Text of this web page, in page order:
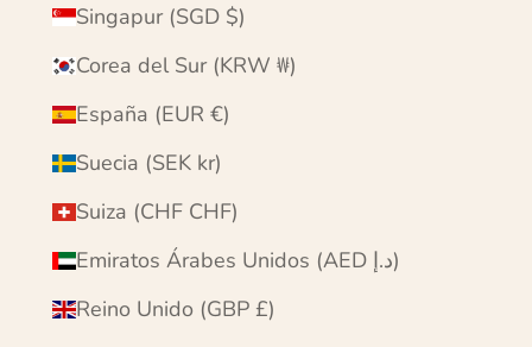
Singapur (SGD $)
Corea del Sur (KRW ₩)
España (EUR €)
Suecia (SEK kr)
Suiza (CHF CHF)
Emiratos Árabes Unidos (AED د.إ)
Reino Unido (GBP £)